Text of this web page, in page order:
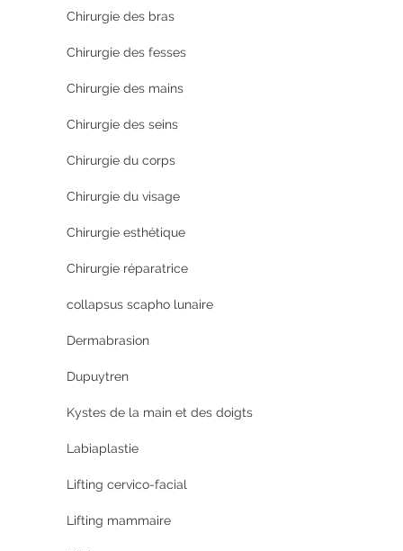
Chirurgie des bras
Chirurgie des fesses
Chirurgie des mains
Chirurgie des seins
Chirurgie du corps
Chirurgie du visage
Chirurgie esthétique
Chirurgie réparatrice
collapsus scapho lunaire
Dermabrasion
Dupuytren
Kystes de la main et des doigts
Labiaplastie
Lifting cervico-facial
Lifting mammaire